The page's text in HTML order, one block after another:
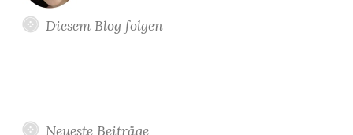
Diesem Blog folgen
Neueste Beiträge